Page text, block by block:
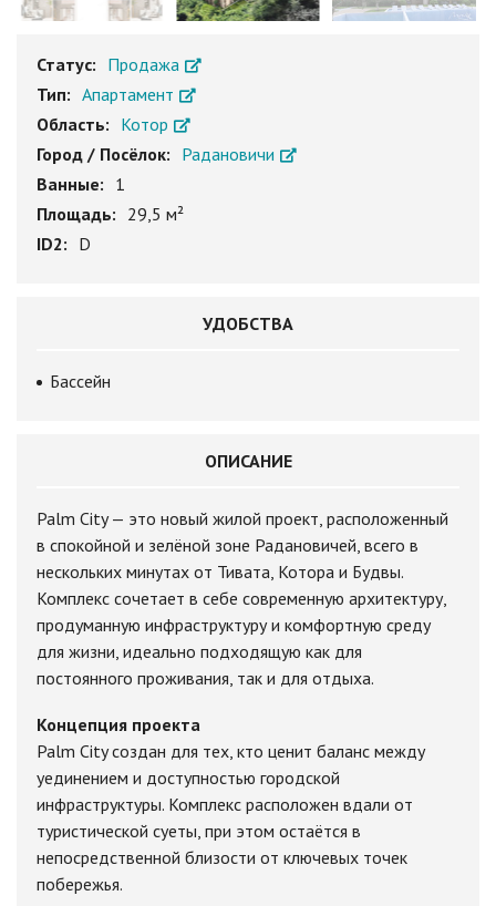
Статус: Продажа
Тип: Апартамент
Область: Котор
Город / Посёлок: Радановичи
Ванные: 1
Площадь: 29,5 м²
ID2: D
УДОБСТВА
Бассейн
ОПИСАНИЕ
Palm City — это новый жилой проект, расположенный
в спокойной и зелёной зоне Радановичей, всего в
нескольких минутах от Тивата, Котора и Будвы.
Комплекс сочетает в себе современную архитектуру,
продуманную инфраструктуру и комфортную среду
для жизни, идеально подходящую как для
постоянного проживания, так и для отдыха.
Концепция проекта
Palm City создан для тех, кто ценит баланс между
уединением и доступностью городской
инфраструктуры. Комплекс расположен вдали от
туристической суеты, при этом остаётся в
непосредственной близости от ключевых точек
побережья.